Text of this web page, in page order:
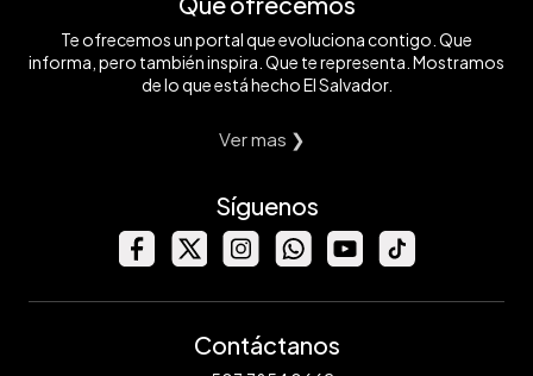
Te ofrecemos un portal que evoluciona contigo. Que
informa, pero también inspira. Que te representa. Mostramos
de lo que está hecho El Salvador.
Ver mas ❯
Síguenos
Contáctanos